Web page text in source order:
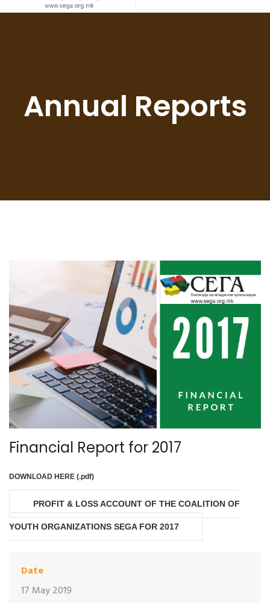
Annual Reports
Financial Report for 2017
DOWNLOAD HERE (.pdf)
PROFIT & LOSS ACCOUNT OF THE COALITION OF
YOUTH ORGANIZATIONS SEGA FOR 2017
Date
17 May 2019